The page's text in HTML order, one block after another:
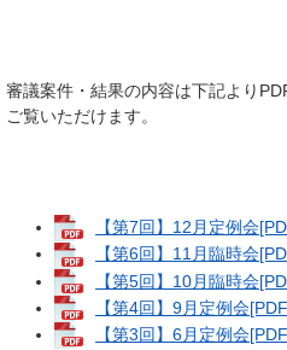
審議案件・結果の内容は下記より
ご覧いただけます。
【第7回】12月定例会
【第6回】11月臨時会
【第5回】10月臨時会
【第4回】9月定例会
【第3回】6月定例会